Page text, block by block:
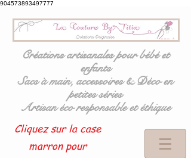
904573893497777
Créations artisanales pour bébé et
enfants
Sacs à main, accessoires & Déco en
petites séries
Artisan éco responsable et éthique
Cliquez sur la case
marron pour